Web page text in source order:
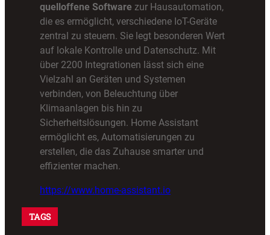
quelloffene Software zur Hausautomation,
die es ermöglicht, verschiedene IoT-Geräte
zentral zu steuern. Sie legt besonderen Wert
auf lokale Kontrolle und Datenschutz. Mit
über 2200 Integrationen lässt sich eine
Vielzahl an Geräten und Systemen
verbinden, von Beleuchtung über
Klimaanlagen bis hin zu
Sicherheitslösungen. Home Assistant
ermöglicht es, Automatisierungen zu
erstellen, die das Zuhause smarter und
effizienter machen.
https://www.home-assistant.io
TAGS